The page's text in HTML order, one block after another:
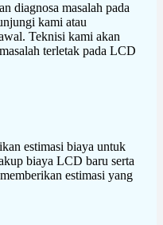
diagnosa masalah pada
kami atau
Teknisi kami akan
terletak pada LCD
estimasi biaya untuk
biaya LCD baru serta
estimasi yang